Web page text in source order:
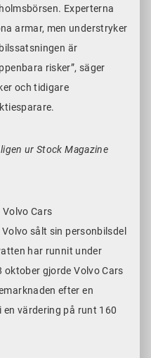
Experterna
armar, men understryker
är
risker”, säger
och tidigare
ur Stock Magazine
Cars
sålt sin personbilsdel
har runnit under
oktober gjorde Volvo Cars
efter en
värdering på runt 160